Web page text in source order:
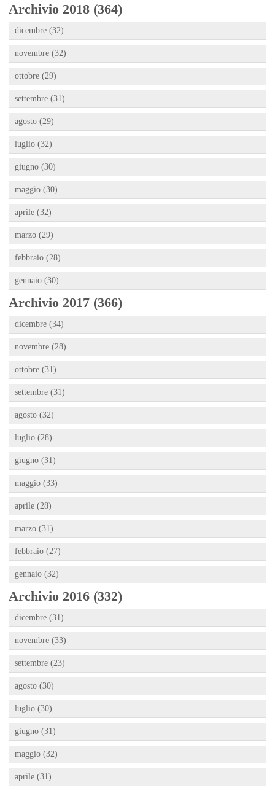
Archivio 2018 (364)
dicembre (32)
novembre (32)
ottobre (29)
settembre (31)
agosto (29)
luglio (32)
giugno (30)
maggio (30)
aprile (32)
marzo (29)
febbraio (28)
gennaio (30)
Archivio 2017 (366)
dicembre (34)
novembre (28)
ottobre (31)
settembre (31)
agosto (32)
luglio (28)
giugno (31)
maggio (33)
aprile (28)
marzo (31)
febbraio (27)
gennaio (32)
Archivio 2016 (332)
dicembre (31)
novembre (33)
settembre (23)
agosto (30)
luglio (30)
giugno (31)
maggio (32)
aprile (31)